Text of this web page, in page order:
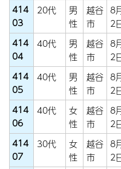
414
03
20代
男
性
越谷
市
8
2
414
04
40代
男
性
越谷
市
8
2
414
05
40代
男
性
越谷
市
8
2
414
06
40代
女
性
越谷
市
8
2
414
07
30代
女
性
越谷
市
8
2